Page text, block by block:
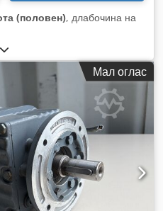
(половен), длабочина на
Мал оглас